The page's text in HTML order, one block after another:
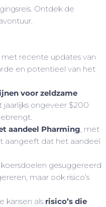
Ontdek de
recente updates van
en potentieel van het
voor zeldzame
ongeveer $200
aandeel Pharming, met
aangeeft dat het aandeel
gesuggereerd
maar ook risico’s
kansen als risico’s die